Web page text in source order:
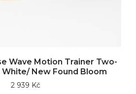
Wave Motion Trainer Two-
New Found Bloom
2 939 Kč